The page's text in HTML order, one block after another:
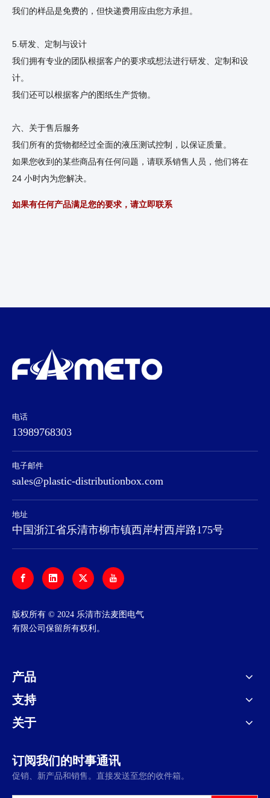
我们的样品是免费的，但快递费用应由您方承担。
5.研发、定制与设计
我们拥有专业的团队根据客户的要求或想法进行研发、定制和设
计。
我们还可以根据客户的图纸生产货物。
六、关于售后服务
我们所有的货物都经过全面的液压测试控制，以保证质量。
如果您收到的某些商品有任何问题，请联系销售人员，他们将在
24 小时内为您解决。
如果有任何产品满足您的要求，请立即联系
电话
13989768303
电子邮件
sales@plastic-distributionbox.com
地址
中国浙江省乐清市柳市镇西岸村西岸路175号
​版权所有 © 2024 乐清市法麦图电气
有限公司保留所有权利。
产品
支持
关于
订阅我们的时事通讯
促销、新产品和销售。直接发送至您的收件箱。